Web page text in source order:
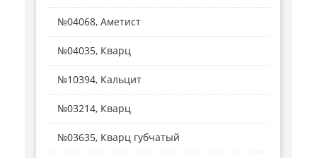
№04068, Аметист
№04035, Кварц
№10394, Кальцит
№03214, Кварц
№03635, Кварц губчатый